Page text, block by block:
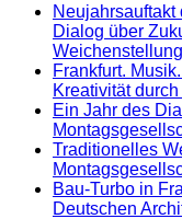
Dialog über
Frankfurt.
Kreativität
Ein Jahr des
Traditionelles
Bau-Turbo in
Deutschen